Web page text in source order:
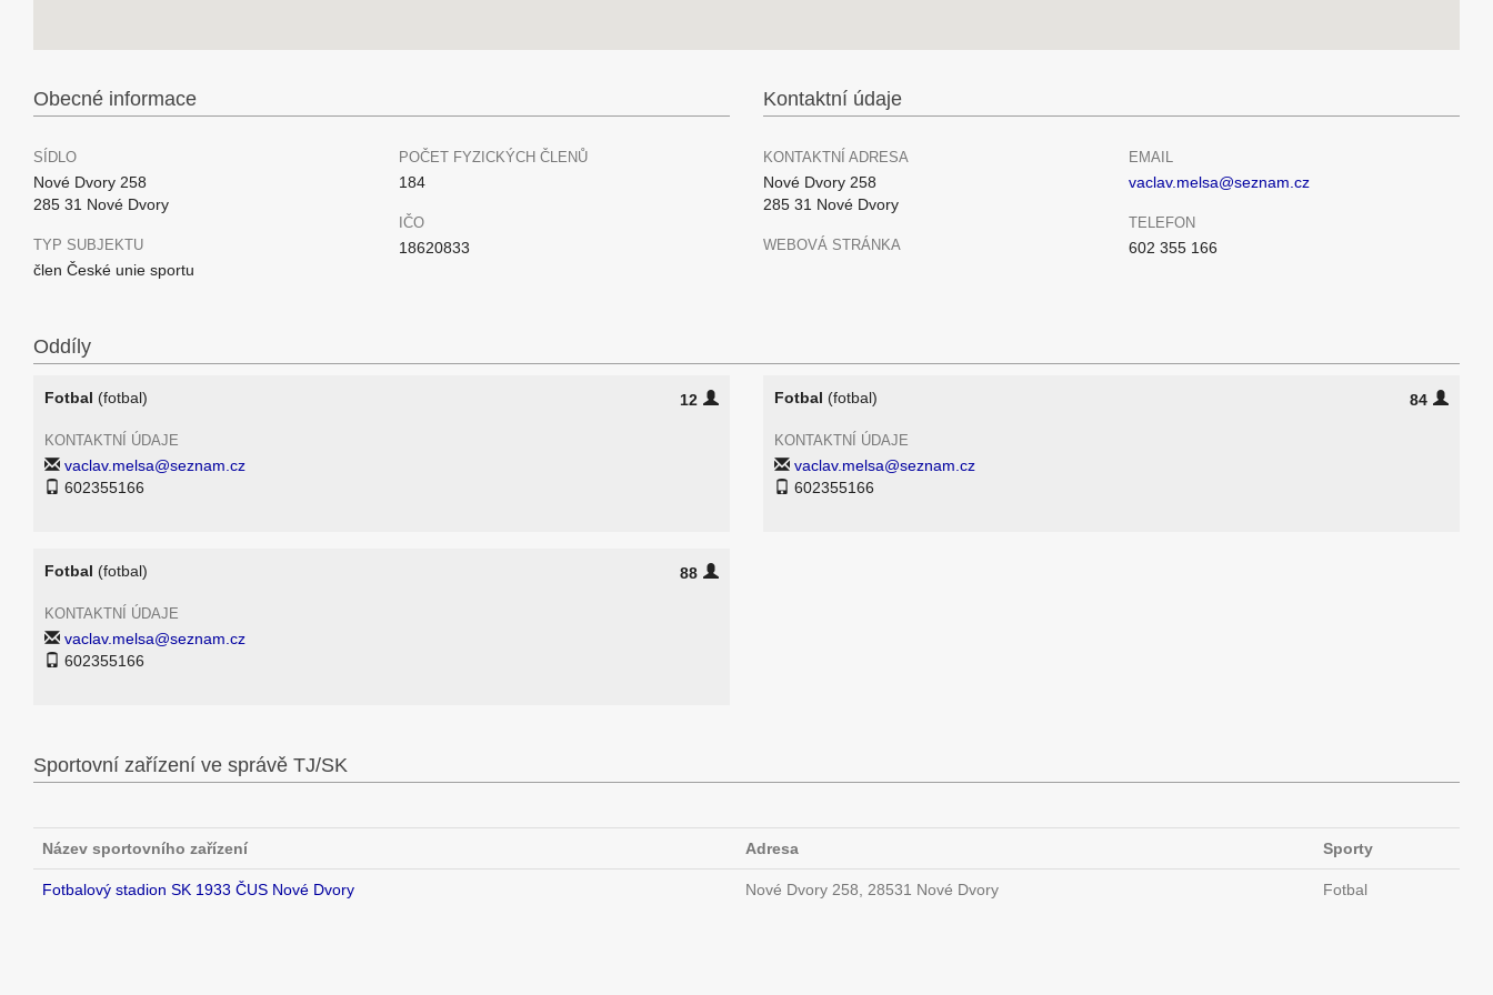
Obecné informace
SÍDLO
Nové Dvory 258
285 31 Nové Dvory
TYP SUBJEKTU
člen České unie sportu
POČET FYZICKÝCH ČLENŮ
184
IČO
18620833
Kontaktní údaje
KONTAKTNÍ ADRESA
Nové Dvory 258
285 31 Nové Dvory
WEBOVÁ STRÁNKA
EMAIL
vaclav.melsa@seznam.cz
TELEFON
602 355 166
Oddíly
Fotbal (fotbal) 12
KONTAKTNÍ ÚDAJE
vaclav.melsa@seznam.cz
602355166
Fotbal (fotbal) 84
KONTAKTNÍ ÚDAJE
vaclav.melsa@seznam.cz
602355166
Fotbal (fotbal) 88
KONTAKTNÍ ÚDAJE
vaclav.melsa@seznam.cz
602355166
Sportovní zařízení ve správě TJ/SK
Název sportovního zařízení Adresa Sporty
Fotbalový stadion SK 1933 ČUS Nové Dvory Nové Dvory 258, 28531 Nové Dvory Fotbal